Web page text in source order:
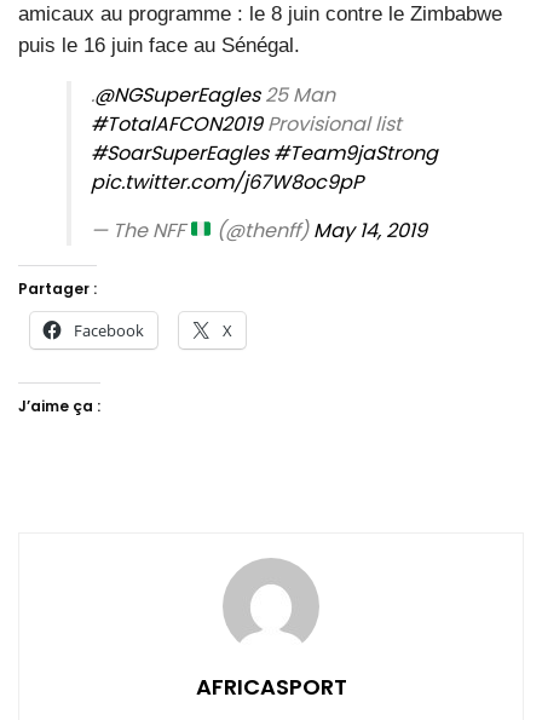
amicaux au programme : le 8 juin contre le Zimbabwe
puis le 16 juin face au Sénégal.
.@NGSuperEagles25 Man
#TotalAFCON2019Provisional list
#SoarSuperEagles #Team9jaStrong
pic.twitter.com/j67W8oc9pP
— The NFF
(@thenff)May 14, 2019
Partager :
Facebook X
J’aime ça :
AFRICASPORT